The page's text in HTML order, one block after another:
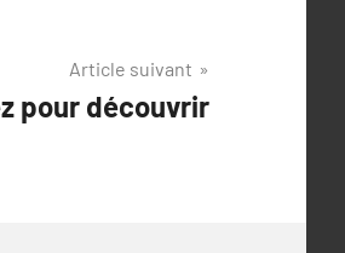
Article suivant
pour découvrir